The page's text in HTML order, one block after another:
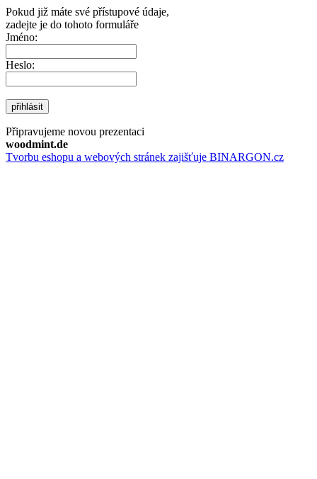
Pokud již máte své přístupové údaje,
zadejte je do tohoto formuláře
Jméno:
Heslo:
přihlásit
Připravujeme novou prezentaci
woodmint.de
Tvorbu eshopu a webových stránek zajišťuje BINARGON.cz